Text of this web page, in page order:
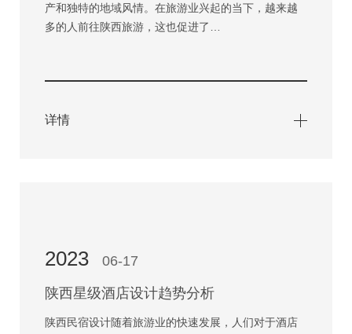
产和独特的地域风情。在旅游业兴起的当下，越来越
多的人前往陕西旅游，这也促进了…
详情
2023 06-17
陕西星级酒店设计趋势分析
陕西民宿设计随着旅游业的快速发展，人们对于酒店